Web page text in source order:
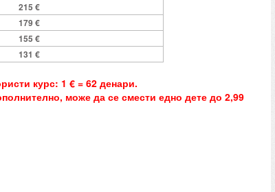
215 €
179 €
155 €
131 €
курс: 1 € = 62 денари.
може да се смести едно дете до 2,99